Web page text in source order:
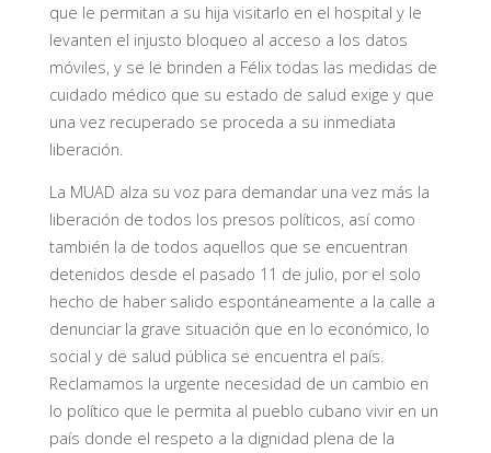
que le permitan a su hija visitarlo en el hospital y le
levanten el injusto bloqueo al acceso a los datos
móviles, y se le brinden a Félix todas las medidas de
cuidado médico que su estado de salud exige y que
una vez recuperado se proceda a su inmediata
liberación.
La MUAD alza su voz para demandar una vez más la
liberación de todos los presos políticos, así como
también la de todos aquellos que se encuentran
detenidos desde el pasado 11 de julio, por el solo
hecho de haber salido espontáneamente a la calle a
denunciar la grave situación que en lo económico, lo
social y de salud pública se encuentra el país.
Reclamamos la urgente necesidad de un cambio en
lo político que le permita al pueblo cubano vivir en un
país donde el respeto a la dignidad plena de la